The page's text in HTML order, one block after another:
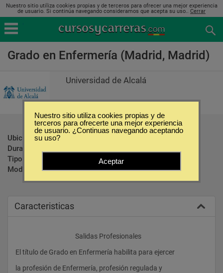
Nuestro sitio utiliza cookies propias y de terceros para ofrecer una mejor experiencia
de usuario. Si continúa navegando consideramos que acepta su uso.. Cerrar
Grado en Enfermería (Madrid, Madrid)
Universidad de Alcalá
Ubicación:
Duración:
Tipo:
Carreras Universitarias
Modalidad:
Presencial
Caracteristicas
					Salidas Profesionales
El título de Grado en Enfermería habilita para ejercer
la profesión de Enfermería, profesión regulada y
Nuestro sitio utiliza cookies propias y de
terceros para ofrecerte una mejor experiencia
de usuario. ¿Continuas navegando aceptando
su uso?
Aceptar